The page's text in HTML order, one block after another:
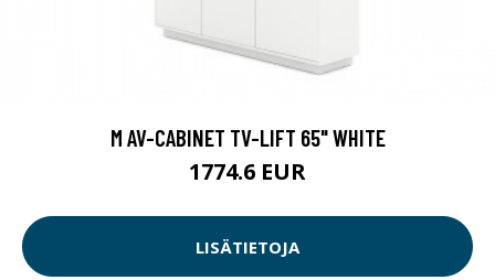
M AV-CABINET TV-LIFT 65" WHITE
1774.6 EUR
LISÄTIETOJA